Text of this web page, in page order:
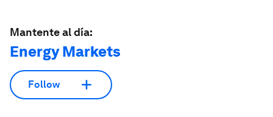
Mantente al día:
Energy Markets
Follow